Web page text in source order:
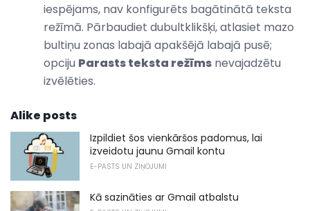
iespējams, nav konfigurēts bagātinātā teksta
režīmā. Pārbaudiet dubultklikšķi, atlasiet mazo
bultiņu zonas labajā apakšējā labajā pusē;
opciju Parasts teksta režīms nevajadzētu
izvēlēties.
Alike posts
Izpildiet šos vienkāršos padomus, lai
izveidotu jaunu Gmail kontu
E-PASTS UN ZIŅOJUMI
Kā sazināties ar Gmail atbalstu